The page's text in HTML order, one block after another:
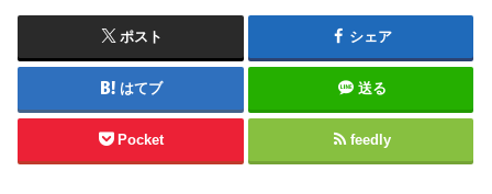
ポスト シェア
はてブ 送る
Pocket feedly